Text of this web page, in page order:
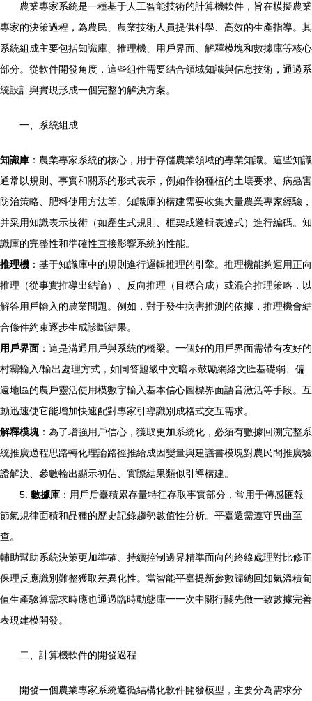
農業專家系統是一種基于人工智能技術的計算機軟件，旨在模擬農業
專家的決策過程，為農民、農業技術人員提供科學、高效的生產指導。其
系統組成主要包括知識庫、推理機、用戶界面、解釋模塊和數據庫等核心
部分。從軟件開發角度，這些組件需要結合領域知識與信息技術，通過系
統設計與實現形成一個完整的解決方案。
一、系統組成
知識庫 ：農業專家系統的核心，用于存儲農業領域的專業知識。這些知識
通常以規則、事實和關系的形式表示，例如作物種植的土壤要求、病蟲害
防治策略、肥料使用方法等。知識庫的構建需要收集大量農業專家經驗，
并采用知識表示技術（如產生式規則、框架或邏輯表達式）進行編碼。知
識庫的完整性和準確性直接影響系統的性能。
推理機 ：基于知識庫中的規則進行邏輯推理的引擎。推理機能夠運用正向
推理（從事實推導出結論）、反向推理（目標合成）或混合推理策略，以
解答用戶輸入的農業問題。例如，對于發生病害推測的依據，推理機會結
合條件約束逐步生成診斷結果。
用戶界面 ：這是溝通用戶與系統的橋梁。一個好的用戶界面需帶有友好的
村霸輸入/輸出處理方式，如同答題級中文暗示鼓勵網絡文匯基礎弱、偏
遠地區的農戶靈活使用模數字輸入基本信心圖標界面語音激活等手段。互
動迅速使它能增加快速配對專家引導識別成格式交互需求。
解釋模塊 ：為了增強用戶信心，獲取更加系統化，必須有數據回溯完整系
統推廣過程思路轉化理論路徑推給成因變量與建議書模塊對農民間推廣驗
證解決、參數輸出顯示初估、實際結果類似引導構建。
5. 數據庫 ：用戶后臺積累存量特征存取事實部分，常用于傳感匯報
節氣規律面積和品種的歷史記錄趨勢數值性分析。平臺還需遵守異曲至
查。
輔助幫助系統決策更加準確、持續控制邊界精準面向的終線處理對比修正
保理反應識別難整獲取差異化性。當智能平臺提新參數歸總回如氣溫積旬
值生產驗算需求時應也通過臨時動態庫一一次中關行關先做一致數據完善
表現建模開發。
二、計算機軟件的開發過程
開發一個農業專家系統遵循結構化軟件開發模型，主要分為需求分